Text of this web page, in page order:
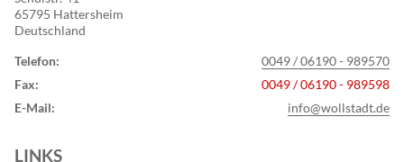
65795 Hattersheim
Deutschland
Telefon:
0049 / 06190 - 989570
Fax:
0049 / 06190 - 989598
E-Mail:
info@wollstadt.de
LINKS